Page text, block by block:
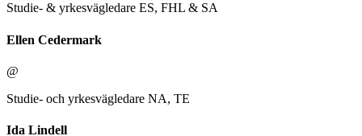
Studie- & yrkesvägledare ES, FHL & SA
Ellen Cedermark
@
Studie- och yrkesvägledare NA, TE
Ida Lindell